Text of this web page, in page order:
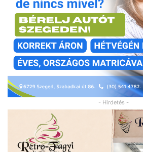
- Hirdetés -